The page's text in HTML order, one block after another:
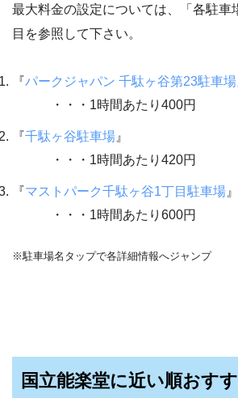
最大料金の設定については、「各駐車
目を参照して下さい。
『パークジャパン 千駄ヶ谷第23駐車場
・・・1時間あたり400円
『千駄ヶ谷駐車場 』
・・・1時間あたり420円
『マストパーク千駄ヶ谷1丁目駐車場 』
・・・1時間あたり600円
※駐車場名タップで各詳細情報へジャンプ
国立能楽堂に近い順おす